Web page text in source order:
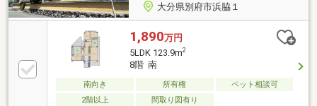
大分県別府市浜脇１
1,890万円
5LDK 123.9m2
8階 南
南向き 所有権
ペット相談可
2階以上
間取り図有り